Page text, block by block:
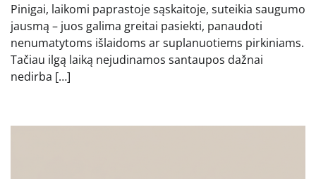
Pinigai, laikomi paprastoje sąskaitoje, suteikia saugumo
jausmą – juos galima greitai pasiekti, panaudoti
nenumatytoms išlaidoms ar suplanuotiems pirkiniams.
Tačiau ilgą laiką nejudinamos santaupos dažnai
nedirba […]